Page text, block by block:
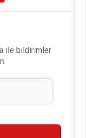
o
T
u
b
C
h
ile bildirimler